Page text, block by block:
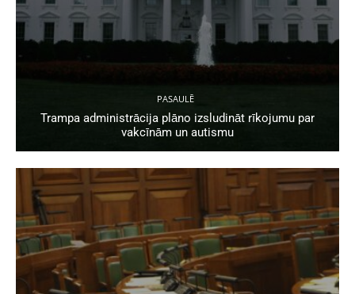
PASAULĒ
Trampa administrācija plāno izsludināt rīkojumu par
vakcīnām un autismu